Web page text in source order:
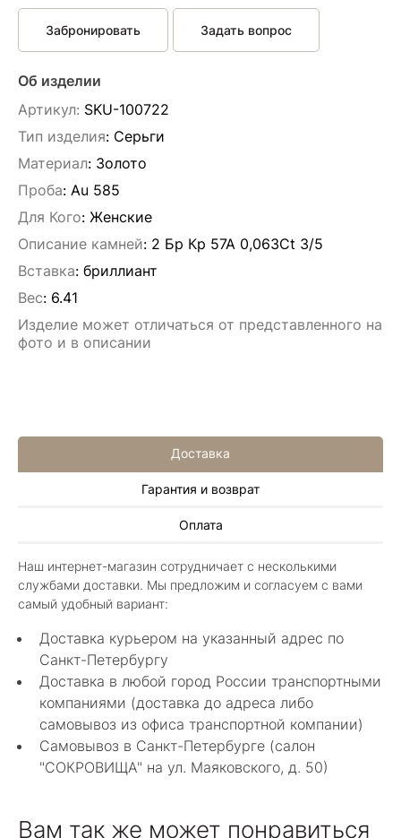
Забронировать Задать вопрос
Об изделии
Артикул: SKU-100722
Тип изделия: Серьги
Материал: Золото
Проба: Au 585
Для Кого: Женские
Описание камней: 2 Бр Кр 57А 0,063Ct 3/5
Вставка: бриллиант
Вес: 6.41
Изделие может отличаться от представленного на
фото и в описании
Доставка
Гарантия и возврат
Оплата
Наш интернет-магазин сотрудничает с несколькими
службами доставки. Мы предложим и согласуем с вами
самый удобный вариант:
Доставка курьером на указанный адрес по
Санкт-Петербургу
Доставка в любой город России транспортными
компаниями (доставка до адреса либо
самовывоз из офиса транспортной компании)
Самовывоз в Санкт-Петербурге (салон
"СОКРОВИЩА" на ул. Маяковского, д. 50)
Вам так же может понравиться
Алла Майорова
Классные изделия, оригинальные не похожие
в других магазинах. Сотрудники очень
грамотные специалисты в своем деле помогли
с выбором.
Показать полностью
Нелли Г.
4 мая 2025
Каждый раз бывая на Большой Конюшенной
12 в Санкт-Петербурге посещаю этот
феи-специалисты" помогут определиться с